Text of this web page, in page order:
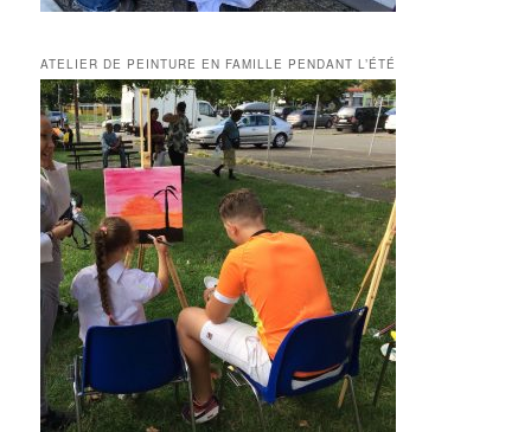
ATELIER DE PEINTURE EN FAMILLE PENDANT L’ÉTÉ